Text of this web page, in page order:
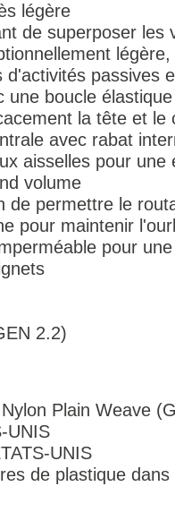
légère
de superposer les
passives
boucle
la tête et
avec rabat
aisselles pour
volume
de permettre le
pour maintenir
pour
2.2)
Plain Weave
UNIS
UNIS
de plastique